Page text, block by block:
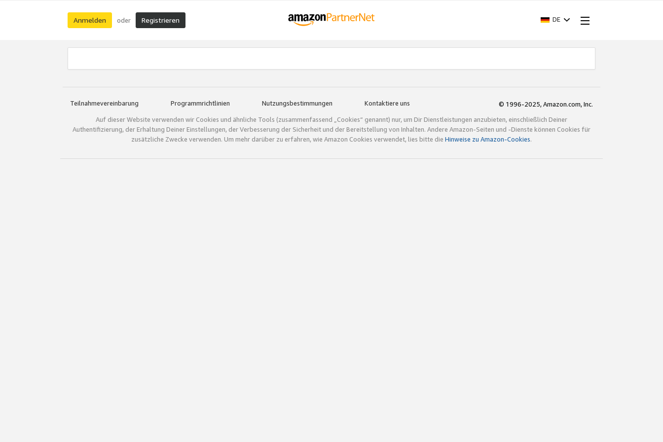
Anmelden oder Registrieren DE
Teilnahmevereinbarung Programmrichtlinien Nutzungsbestimmungen Kontaktiere uns
© 1996-2025, Amazon.com, Inc.
Auf dieser Website verwenden wir Cookies und ähnliche Tools (zusammenfassend „Cookies“ genannt) nur, um Dir Dienstleistungen anzubieten, einschließlich Deiner
Authentifizierung, der Erhaltung Deiner Einstellungen, der Verbesserung der Sicherheit und der Bereitstellung von Inhalten. Andere Amazon-Seiten und -Dienste können Cookies für
zusätzliche Zwecke verwenden. Um mehr darüber zu erfahren, wie Amazon Cookies verwendet, lies bitte die Hinweise zu Amazon-Cookies.